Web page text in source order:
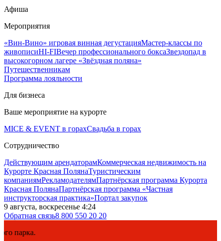
Афиша
Мероприятия
«Вин-Вино» игровая винная дегустацияМастер-классы по
живописиHI-FIВечер профессионального боксаЗвездопад в
высокогорном лагере «Звёздная поляна»
Путешественникам
Программа лояльности
Для бизнеса
Ваше мероприятие на курорте
MICE & EVENT в горахСвадьба в горах
Сотрудничество
Действующим арендаторамКоммерческая недвижимость на
Курорте Красная ПолянаТуристическим
компаниямРекламодателямПартнёрская программа Курорта
Красная ПолянаПартнёрская программа «Частная
инструкторская практика»Портал закупок
9 августа, воскресенье 4:24
Обратная связь8 800 550 20 20